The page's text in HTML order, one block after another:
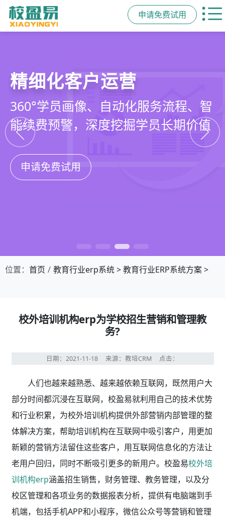
申请免费试用
教培行业CRM
以学员为中心，打通从引流、转化、
教学到复购转介绍的全生命周期增长
引擎
申请免费试用
智能销售漏斗
线索自动分配、标准化跟单、试听转
化分析，打造高绩效招生团队
申请免费试用
精细化客户运营
360°学员画像、自动化服务流程、智
能续费预警，深度挖掘学员长期价值
申请免费试用
私域招生与裂变
集成企微SCRM、小程序商城、丰富
裂变工具，实现低成本口碑增长
申请免费试用
位置： 首页 教育行业erp系统>教育行业ERP系统方案>
校外培训机构erp为学校招生营销和管理教
务?
日期：2021-11-18 来源：教培CRM 点击：
人们也越来越熟悉、越来越依赖互联网，既然用户大
部分时间都沉浸在互联网，校盈易就利用自己的技术优势
和行业积累，为校外培训机构提供外部营销内部管理的整
体解决方案，帮助培训机构在互联网中吸引客户，用更加
新颖的营销方法留住这些客户，用互联网信息化的方法让
老用户回归，同时不断吸引更多的新用户。校盈易校外培
训机构erp涵盖招生销售，财务管理、教务管理，以及分
校区管理和各项业务的数据报表分析，提供有电脑端到手
机端，包括手机APP和小程序，微信公众号等营销和管理